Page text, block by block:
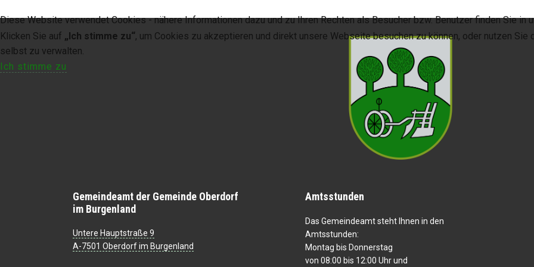
Offener Haushalt
Leben in Oberdorf
Downloads
Impressum
Gemeindeamt der Gemeinde Oberdorf
im Burgenland
Untere Hauptstraße 9
A-7501 Oberdorf im Burgenland
Amtsstunden
Das Gemeindeamt steht Ihnen in den
Amtsstunden:
Montag bis Donnerstag
von 08:00 bis 12:00 Uhr und
Diese Website verwendet Cookies - nähere Informationen dazu und zu Ihren Rechten als Besucher bzw. Benutzer finden Sie in
Klicken Sie auf „Ich stimme zu“, um Cookies zu akzeptieren und direkt unsere Webseite besuchen zu können, oder nutzen
selbst zu verwalten.
Ich stimme zu